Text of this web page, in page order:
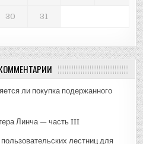
30
31
ли покупка подержанного
Линча — часть III
лестниц для